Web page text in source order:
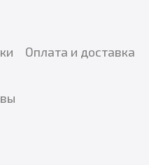
Оплата и доставка